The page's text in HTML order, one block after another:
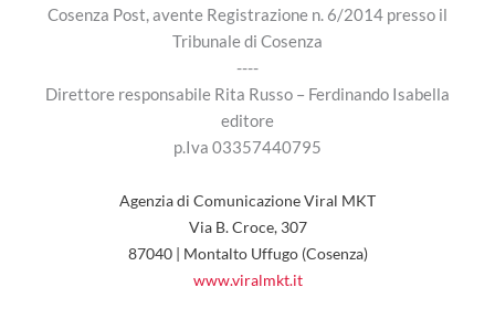
Cosenza Post, avente Registrazione n. 6/2014 presso il
Tribunale di Cosenza
----
Direttore responsabile Rita Russo – Ferdinando Isabella
editore
p.Iva 03357440795
Agenzia di Comunicazione Viral MKT
Via B. Croce, 307
87040 | Montalto Uffugo (Cosenza)
www.viralmkt.it